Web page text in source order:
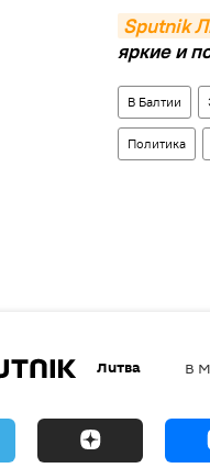
Sputnik
яркие и
В Балтии
Политика
Литва В